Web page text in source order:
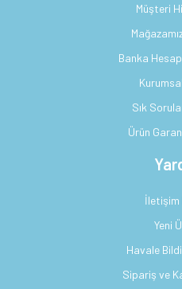
Müşteri
Banka
Sık
Ürün
İletişim
Yeni
Havale
Sipariş ve